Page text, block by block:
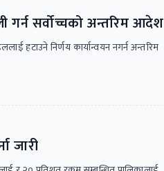
गर्न सर्वोच्चको अन्तरिम आदेश
हटाउने निर्णय कार्यान्वयन नगर्न अन्तरिम
जारी